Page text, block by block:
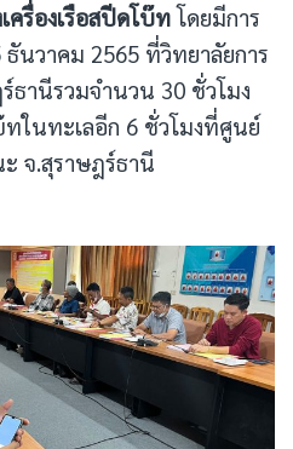
ครื่องเรือสปีดโบ๊ทโดยมีการ
นวาคม 2565 ที่วิทยาลัยการ
ธานีรวมจำนวน 30 ชั่วโมง
ในทะเลอีก 6 ชั่วโมงที่ศูนย์
จ.สุราษฎร์ธานี